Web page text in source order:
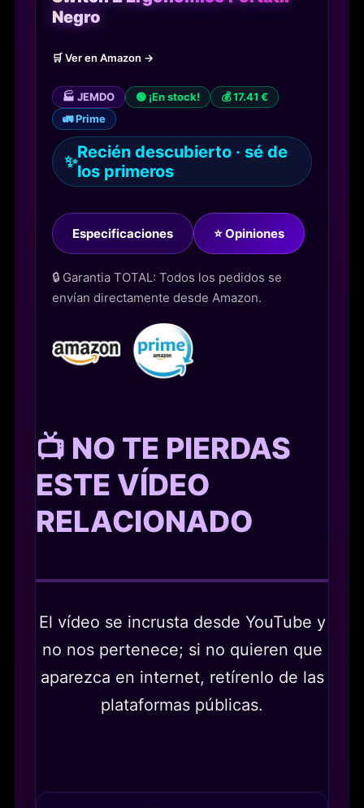
Negro
🛒 Ver en Amazon →
🏭 JEMDO 🟢 ¡En stock!
💰 17.41 €
🚛 Prime
✨Recién descubierto · sé de
los primeros
Especificaciones ⭐ Opiniones
🔒 Garantia TOTAL: Todos los pedidos se
envían directamente desde Amazon.
📺 NO TE PIERDAS
ESTE VÍDEO
RELACIONADO
El vídeo se incrusta desde YouTube y
no nos pertenece; si no quieren que
aparezca en internet, retírenlo de las
plataformas públicas.